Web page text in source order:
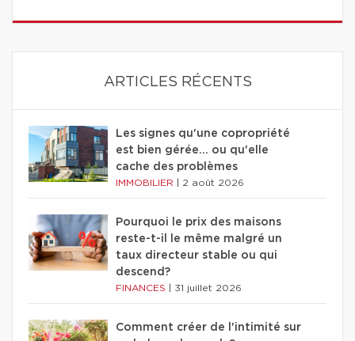
ARTICLES RÉCENTS
Les signes qu'une copropriété
est bien gérée… ou qu'elle
cache des problèmes
IMMOBILIER 2 août 2026
Pourquoi le prix des maisons
reste-t-il le même malgré un
taux directeur stable ou qui
descend?
FINANCES 31 juillet 2026
Comment créer de l'intimité sur